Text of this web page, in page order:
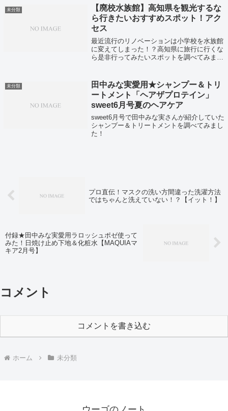
ーカーの選び方とそれに合わせた甘酒の作
り...
未分類
【廃校水族館】高知県を観光するな
ら行きたいおすすめスポット！アク
セス
最近流行のリノベーションは小学校を水族館
に変えてしまった！？高知県に旅行に行くな
ら是非行ってみたいスポットを調べてみまし
未分類
田中みな実愛用★シャンプー＆トリ
ートメント「ヘアザプロテイン」
sweet6月号夏のヘアケア
sweet6月号で田中みな実さんが紹介していた
シャンプー＆トリートメントを調べてみまし
た！
プロ直伝！マスクの洗い方間違った洗濯方法
ではちゃんと洗えていない！？【イット！】
付録★田中みな実愛用ラロッシュポゼ使って
みた！日焼け止め下地＆化粧水【MAQUIAマ
キア2月号】
コメント
コメントを書き込む
ホーム 未分類